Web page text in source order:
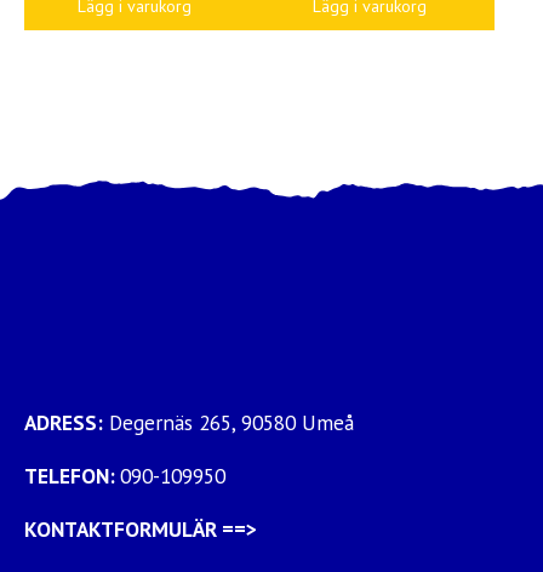
Lägg i varukorg Lägg i varukorg
ADRESS: Degernäs 265, 90580 Umeå
TELEFON:090-109950
KONTAKTFORMULÄR ==>